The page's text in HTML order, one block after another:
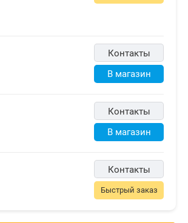
Контакты
В магазин
Контакты
В магазин
Контакты
Быстрый заказ